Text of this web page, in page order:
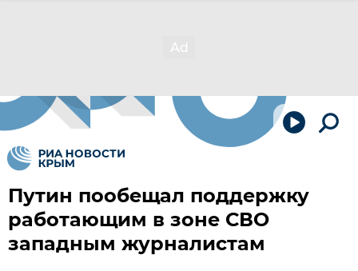
Путин пообещал поддержку
работающим в зоне СВО
западным журналистам